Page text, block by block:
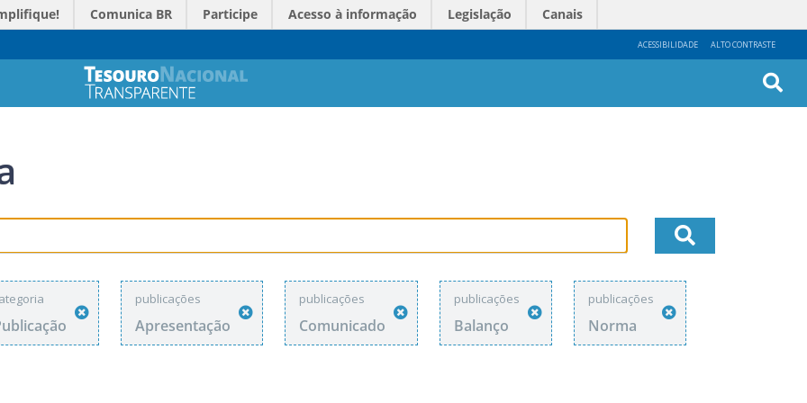
ACESSIBILIDADE ALTO CONTRASTE
Comunica BR Participe Acesso à informação Legislação
Canais
publicações
Apresentação
publicações
Comunicado
publicações
Balanço
publicações
Norma